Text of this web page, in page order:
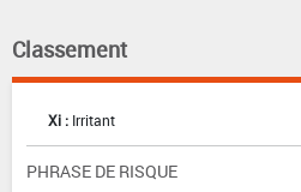
Classement
Xi : Irritant
PHRASE DE RISQUE